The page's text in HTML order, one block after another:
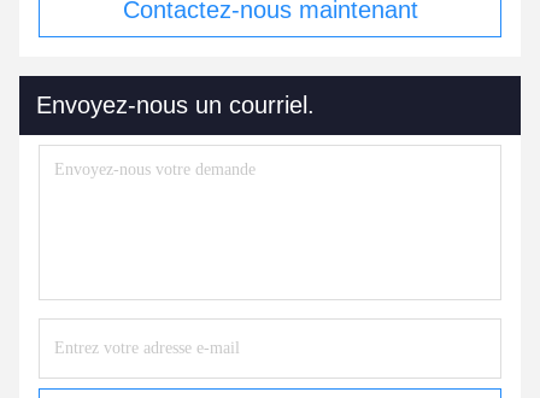
Contactez-nous maintenant
Envoyez-nous un courriel.